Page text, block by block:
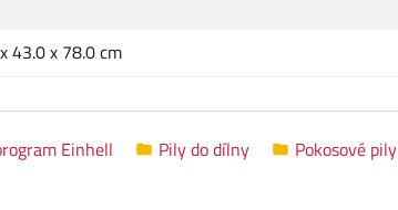
43.0 x 78.0 cm
Einhell Pily do dílny
Pokosové pily